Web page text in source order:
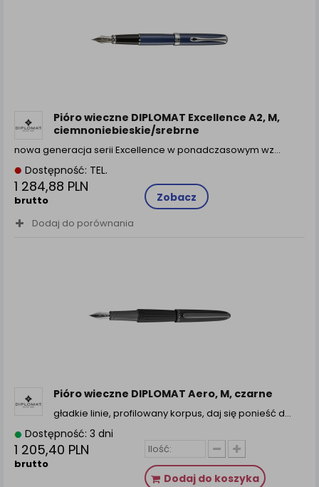
Pióro wieczne DIPLOMAT Excellence A2, M,
ciemnoniebieskie/srebrne
nowa generacja serii Excellence w ponadczasowym wz...
Dostępność: TEL.
1 284,88 PLN
brutto Zobacz
Dodaj do porównania
Pióro wieczne DIPLOMAT Aero, M, czarne
gładkie linie, profilowany korpus, daj się ponieść d...
Dostępność: 3 dni
1 205,40 PLN
brutto
Dodaj do koszyka